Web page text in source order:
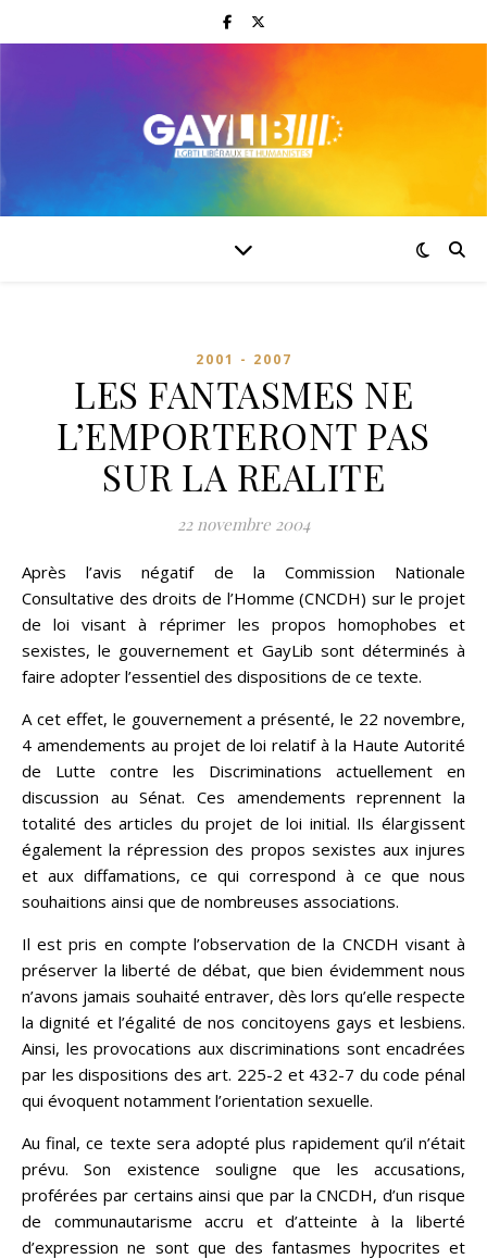
2001 - 2007
LES FANTASMES NE
L’EMPORTERONT PAS
SUR LA REALITE
22 novembre 2004
Après l’avis négatif de la Commission Nationale
Consultative des droits de l’Homme (CNCDH) sur le projet
de loi visant à réprimer les propos homophobes et
sexistes, le gouvernement et GayLib sont déterminés à
faire adopter l’essentiel des dispositions de ce texte.
A cet effet, le gouvernement a présenté, le 22 novembre,
4 amendements au projet de loi relatif à la Haute Autorité
de Lutte contre les Discriminations actuellement en
discussion au Sénat. Ces amendements reprennent la
totalité des articles du projet de loi initial. Ils élargissent
également la répression des propos sexistes aux injures
et aux diffamations, ce qui correspond à ce que nous
souhaitions ainsi que de nombreuses associations.
Il est pris en compte l’observation de la CNCDH visant à
préserver la liberté de débat, que bien évidemment nous
n’avons jamais souhaité entraver, dès lors qu’elle respecte
la dignité et l’égalité de nos concitoyens gays et lesbiens.
Ainsi, les provocations aux discriminations sont encadrées
par les dispositions des art. 225-2 et 432-7 du code pénal
qui évoquent notamment l’orientation sexuelle.
Au final, ce texte sera adopté plus rapidement qu’il n’était
prévu. Son existence souligne que les accusations,
proférées par certains ainsi que par la CNCDH, d’un risque
de communautarisme accru et d’atteinte à la liberté
d’expression ne sont que des fantasmes hypocrites et